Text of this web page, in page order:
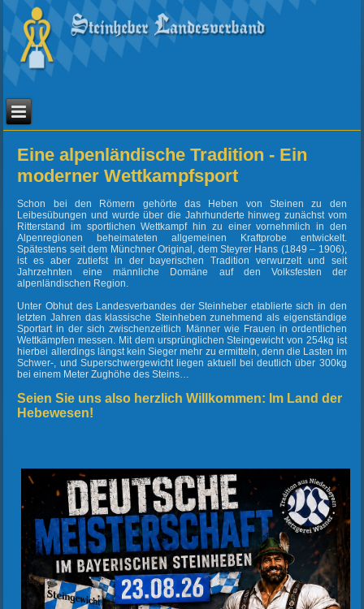
Eine alpenländische Tradition - Ein
moderner Wettkampfsport
Schon bei den Römern gehörte das Heben von Steinen zu den
Leibesübungen und wurde über die Jahrhunderte hinweg zunächst vom
Ritterstand im sportlichen Wettkampf hin zu einer vornehmlich in den
Alpenregionen beheimateten allgemeinen Kraftprobe entwickelt.
Spätestens seit dem Münchner Original, dem Steyrer Hans (1849 – 1906),
ist es aber zutiefst in der bayerischen Tradition verwurzelt und seit
Jahrzehnten eine männliche Domäne auf den Volksfesten der
alpenländischen Region.
Unter Obhut des Landesverbandes der Steinheber etablierte sich in den
letzten Jahren das klassische Steinheben zunehmend als eigenständige
Sportart in der sich zwischenzeitlich Männer wie Frauen in ordentlichen
Wettkämpfen messen. Mit dem ursprünglichen Steingewicht von 254kg ist
hierbei allerdings längst kein Sieger mehr zu ermitteln, denn die Lasten im
Schwer-, und Superschwergewicht liegen aktuell bei deutlich über 300kg
bei einem Meter Zughöhe des Steins…
Seien Sie uns also herzlich Willkommen: Im Land der
Hebewesen!